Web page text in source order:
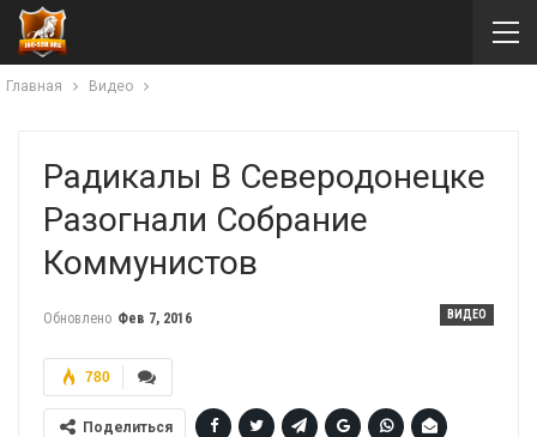
Главная Видео
Радикалы В Северодонецке
Разогнали Собрание
Коммунистов
ВИДЕО
Обновлено Фев 7, 2016
780
Поделиться